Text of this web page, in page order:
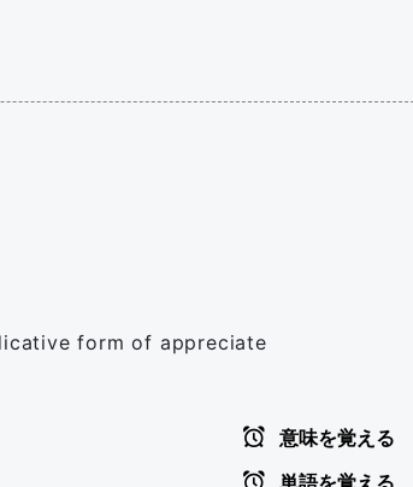
form of appreciate
意味を覚える
単語を覚える